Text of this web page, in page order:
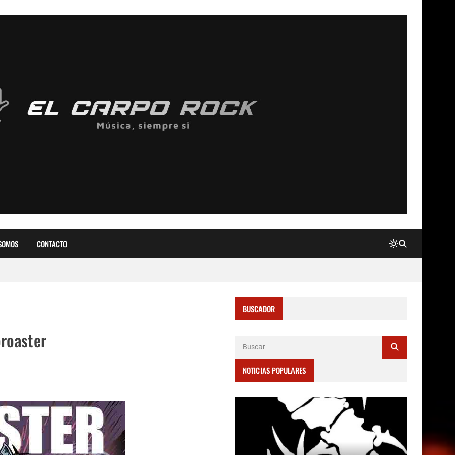
CONTACTO
BUSCADOR
NOTICIAS POPULARES